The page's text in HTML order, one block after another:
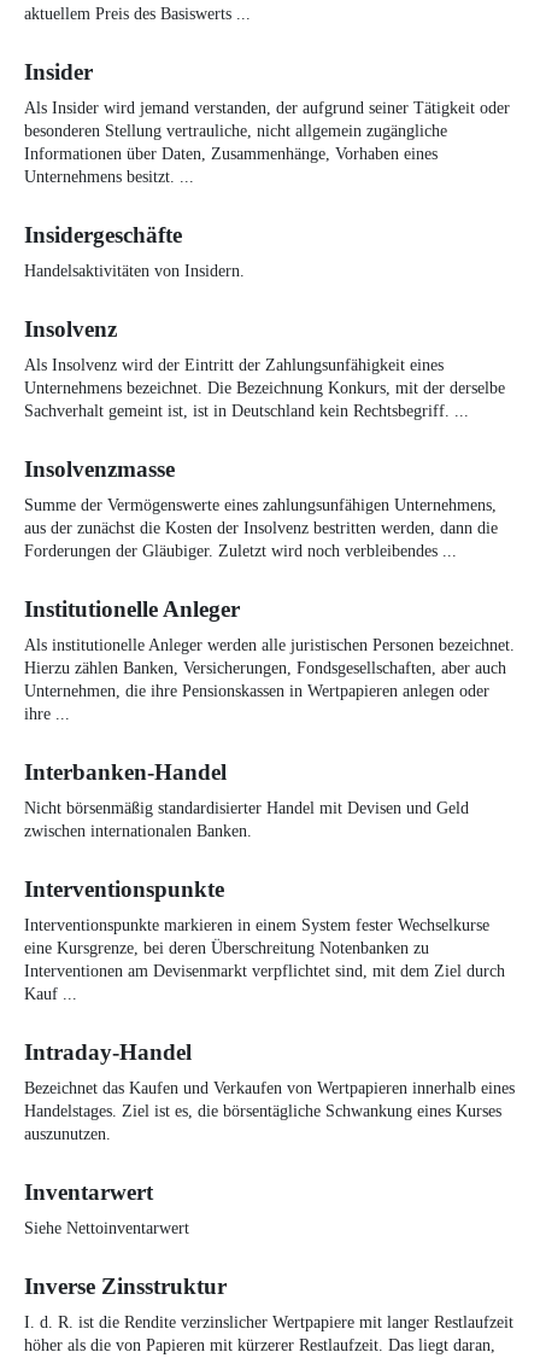
aktuellem Preis des Basiswerts ...
Insider
Als Insider wird jemand verstanden, der aufgrund seiner Tätigkeit oder
besonderen Stellung vertrauliche, nicht allgemein zugängliche
Informationen über Daten, Zusammenhänge, Vorhaben eines
Unternehmens besitzt. ...
Insidergeschäfte
Handelsaktivitäten von Insidern.
Insolvenz
Als Insolvenz wird der Eintritt der Zahlungsunfähigkeit eines
Unternehmens bezeichnet. Die Bezeichnung Konkurs, mit der derselbe
Sachverhalt gemeint ist, ist in Deutschland kein Rechtsbegriff. ...
Insolvenzmasse
Summe der Vermögenswerte eines zahlungsunfähigen Unternehmens,
aus der zunächst die Kosten der Insolvenz bestritten werden, dann die
Forderungen der Gläubiger. Zuletzt wird noch verbleibendes ...
Institutionelle Anleger
Als institutionelle Anleger werden alle juristischen Personen bezeichnet.
Hierzu zählen Banken, Versicherungen, Fondsgesellschaften, aber auch
Unternehmen, die ihre Pensionskassen in Wertpapieren anlegen oder
ihre ...
Interbanken-Handel
Nicht börsenmäßig standardisierter Handel mit Devisen und Geld
zwischen internationalen Banken.
Interventionspunkte
Interventionspunkte markieren in einem System fester Wechselkurse
eine Kursgrenze, bei deren Überschreitung Notenbanken zu
Interventionen am Devisenmarkt verpflichtet sind, mit dem Ziel durch
Kauf ...
Intraday-Handel
Bezeichnet das Kaufen und Verkaufen von Wertpapieren innerhalb eines
Handelstages. Ziel ist es, die börsentägliche Schwankung eines Kurses
auszunutzen.
Inventarwert
Siehe Nettoinventarwert
Inverse Zinsstruktur
I. d. R. ist die Rendite verzinslicher Wertpapiere mit langer Restlaufzeit
höher als die von Papieren mit kürzerer Restlaufzeit. Das liegt daran,